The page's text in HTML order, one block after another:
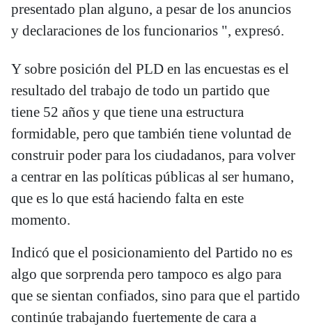
presentado plan alguno, a pesar de los anuncios
y declaraciones de los funcionarios ", expresó.
Y sobre posición del PLD en las encuestas es el
resultado del trabajo de todo un partido que
tiene 52 años y que tiene una estructura
formidable, pero que también tiene voluntad de
construir poder para los ciudadanos, para volver
a centrar en las políticas públicas al ser humano,
que es lo que está haciendo falta en este
momento.
Indicó que el posicionamiento del Partido no es
algo que sorprenda pero tampoco es algo para
que se sientan confiados, sino para que el partido
continúe trabajando fuertemente de cara a